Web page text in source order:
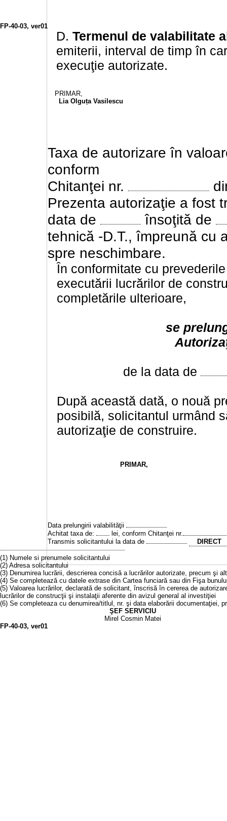
FP-40-03, ver01
D. Termenul de valabilitate
emiterii, interval de timp în
execuţie autorizate.
PRIMAR,
Lia Olguța Vasilescu
Taxa de autorizare în
conform
Chitanţei nr.
Prezenta autorizaţie a fost
data de
însoţită de
tehnică -D.T., împreună cu
spre neschimbare.
În conformitate cu
executării lucrărilor de
completările ulterioare,
se
de la data de
După această dată, o nouă
posibilă, solicitantul urmând
autorizaţie de construire.
PRIMAR,
Data prelungirii valabilităţii
Achitat taxa de:
lei, conform Chitanţei nr.
Transmis solicitantului la data de
DIRECT
(1) Numele si prenumele solicitantului
(2) Adresa solicitantului
(3) Denumirea lucrării, descrierea concisă a lucrărilor autorizate, precum şi
(4) Se completează cu datele extrase din Cartea funciară sau din Fişa
(5) Valoarea lucrărilor, declarată de solicitant, înscrisă în cererea de
lucrărilor de construcţii şi instalaţii aferente din avizul general al investiţiei
(6) Se completeaza cu denumirea/titlul, nr. şi data elaborării documentaţiei,
ŞEF SERVICIU
Mirel Cosmin Matei
FP-40-03, ver01